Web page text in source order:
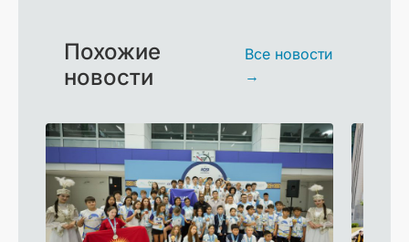
Похожие
новости
Все новости
→